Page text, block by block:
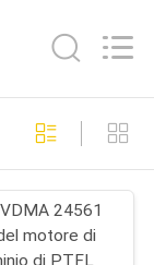
33
24561
motore di
di PTFL